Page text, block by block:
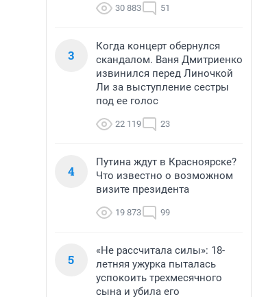
30 883 51
3
Когда концерт обернулся
скандалом. Ваня Дмитриенко
извинился перед Линочкой
Ли за выступление сестры
под ее голос
22 119 23
4
Путина ждут в Красноярске?
Что известно о возможном
визите президента
19 873 99
5
«Не рассчитала силы»: 18-
летняя ужурка пыталась
успокоить трехмесячного
сына и убила его